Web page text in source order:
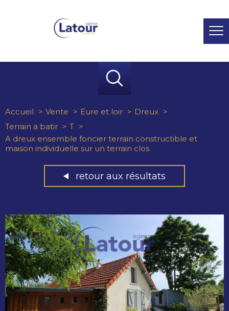
Accueil Vente Eure et loir
Dreux
Terrain a batir
T
A dreux ensemble foncier terrain constructible et
maison individuelle sur un terrain clos
retour aux résultats